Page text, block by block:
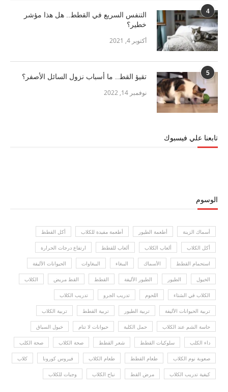
4
التنفس السريع في القطط.. هل هذا مؤشر
خطير؟
أكتوبر 4, 2021
5 تقيؤ القط.. ما أسباب نزول السائل الأصفر؟
نوفمبر 14, 2022
تابعنا علي فيسبوك
الوسوم
أسماك الزينة أطعمة الطيور أطعمة مفيدة للكلاب أكل القطط
أكل الكلاب ألعاب الكلاب ألعاب للقطط ارتفاع درجات الحرارة
استحمام القطط الأسماك الببغاء الببغاوات الحيوانات الأليفة
الخيول الطيور الطيور الأليفة القطط القط مريض الكلاب
الكلاب في الشتاء اللحوم تدريب الجرو تدريب الكلاب
تربية الحيوانات الأليفة تربية الطيور تربية القطط تربية الكلاب
حاسة الشم عند الكلاب حمل الكلبة حيوانات لا تنام خيول السباق
داء الكلب سلوكيات القطط شعر القطط صحة الكلاب صحة الكلب
صعوبة نوم الكلاب طعام القطط طعام الكلاب فيروس كورونا كلاب
كيفية تدريب الكلاب مرض القط نباح الكلاب وجبات للكلاب